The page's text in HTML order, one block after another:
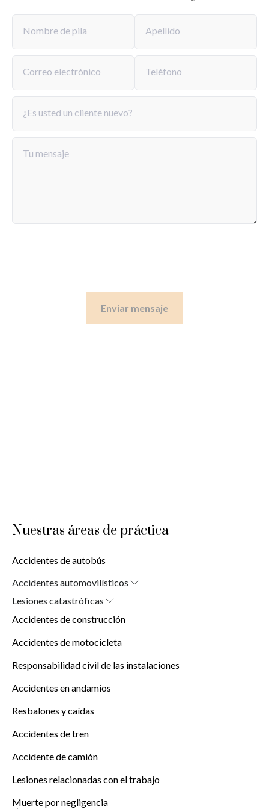
Nombre de pila Apellido
Correo electrónico Teléfono
¿Es usted un cliente nuevo?
Tu mensaje
Enviar mensaje
Nuestras áreas de práctica
Accidentes de autobús
Accidentes automovilísticos
Car Accident Attorney in New York (10038)
Lesiones catastróficas
Lesiones cerebrales
Lesiones de la médula espinal
Accidentes de construcción
Accidentes de motocicleta
Responsabilidad civil de las instalaciones
Accidentes en andamios
Resbalones y caídas
Accidentes de tren
Accidente de camión
Lesiones relacionadas con el trabajo
Muerte por negligencia